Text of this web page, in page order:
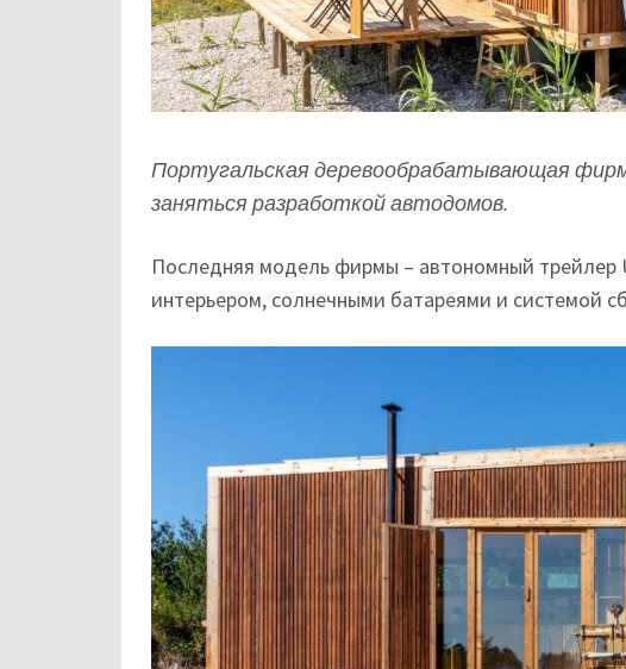
Португальская деревообрабатывающая
заняться разработкой автодомов.
Последняя модель фирмы – автономный трейлер
интерьером, солнечными батареями и системой